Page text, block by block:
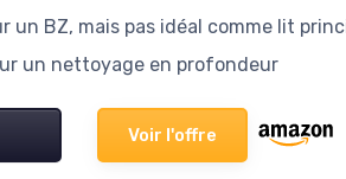
un BZ, mais pas idéal comme lit
un nettoyage en profondeur
Voir l'offre